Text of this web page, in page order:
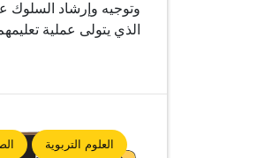
وتوجيه وإرشاد السلوك
الذي يتولى عملية
العلوم التربوية